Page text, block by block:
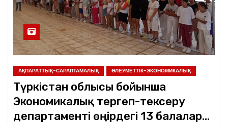
АҚПАРАТТЫҚ-САРАПТАМАЛЫҚ ӘЛЕУМЕТТІК-ЭКОНОМИКАЛЫҚ
Түркістан облысы бойынша
Экономикалық тергеп-тексеру
департаменті өңірдегі 13 балалар